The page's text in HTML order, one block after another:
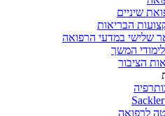
שיניים
הבריאות
שלישי במדעי הרפואה
המשך
הציבור
לרפואה